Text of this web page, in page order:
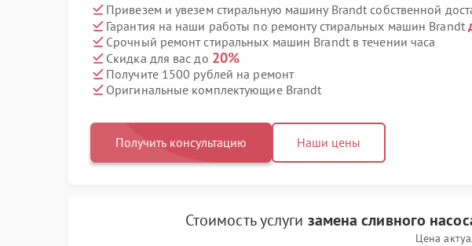
Привезем и увезем стиральную машину Brandt собственной
Гарантия на наши работы по ремонту стиральных машин Brandt
Срочный ремонт стиральных машин Brandt в течении часа
Скидка для вас до 20%
Получите 1500 рублей на ремонт
Оригинальные комплектующие Brandt
Получить консультацию Наши цены
Стоимость услуги замена сливного
Цена